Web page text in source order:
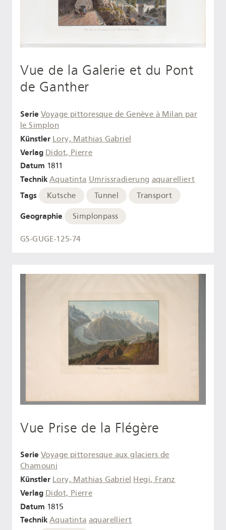
Vue de la Galerie et du Pont
de Ganther
Serie Voyage pittoresque de Genève à Milan par
le Simplon
Künstler Lory, Mathias Gabriel
Verlag Didot, Pierre
Datum 1811
Technik Aquatinta Umrissradierung aquarelliert
Tags Kutsche Tunnel Transport
Geographie Simplonpass
GS-GUGE-125-74
Vue Prise de la Flégère
Serie Voyage pittoresque aux glaciers de
Chamouni
Künstler Lory, Mathias Gabriel Hegi, Franz
Verlag Didot, Pierre
Datum 1815
Technik Aquatinta aquarelliert